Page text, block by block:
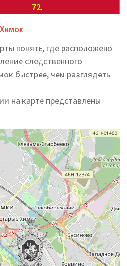
72.
понять, где расположено
следственного
быстрее, чем разглядеть
на карте представлены